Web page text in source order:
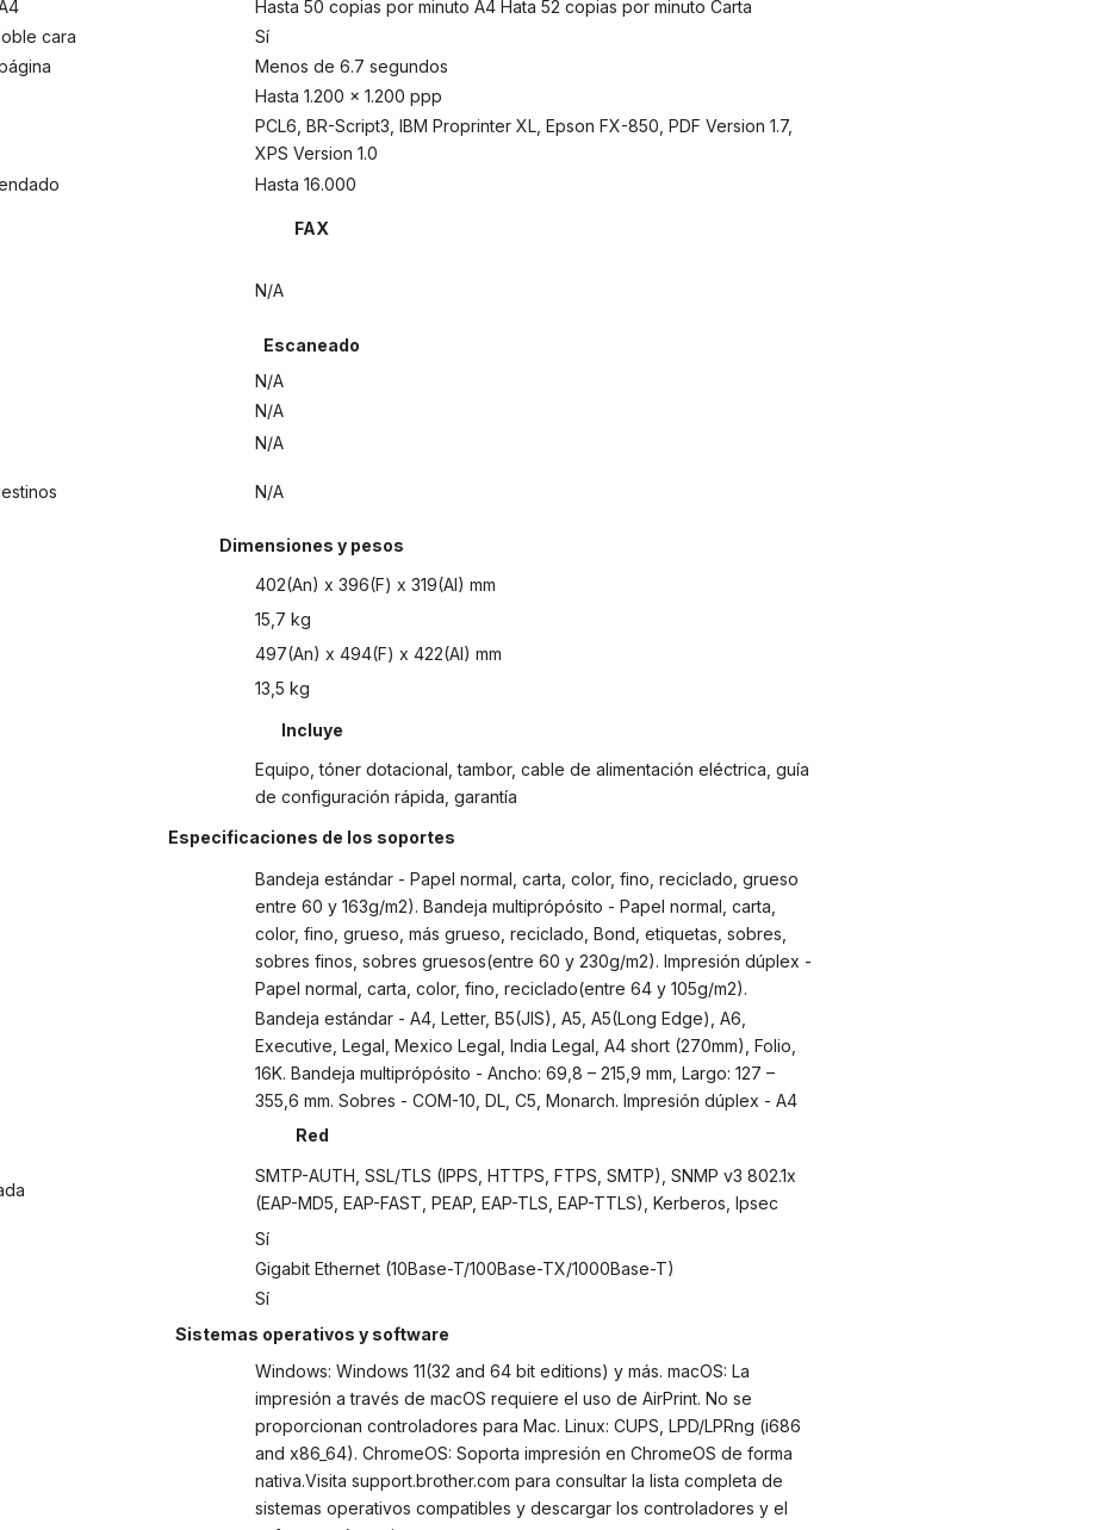
Hasta 50 copias por minuto A4 Hata 52 copias por minuto Carta
cara
Sí
Menos de 6.7 segundos
Hasta 1.200 x 1.200 ppp
PCL6, BR-Script3, IBM Proprinter XL, Epson FX-850, PDF Version 1.7,
XPS Version 1.0
Hasta 16.000
FAX
N/A
Escaneado
N/A
N/A
N/A
N/A
Dimensiones y pesos
402(An) x 396(F) x 319(Al) mm
15,7 kg
497(An) x 494(F) x 422(Al) mm
13,5 kg
Incluye
Equipo, tóner dotacional, tambor, cable de alimentación eléctrica, guía
de configuración rápida, garantía
Especificaciones de los soportes
Bandeja estándar - Papel normal, carta, color, fino, reciclado, grueso
entre 60 y 163g/m2). Bandeja multiprópósito - Papel normal, carta,
color, fino, grueso, más grueso, reciclado, Bond, etiquetas, sobres,
sobres finos, sobres gruesos(entre 60 y 230g/m2). Impresión dúplex -
Papel normal, carta, color, fino, reciclado(entre 64 y 105g/m2).
Bandeja estándar - A4, Letter, B5(JIS), A5, A5(Long Edge), A6,
Executive, Legal, Mexico Legal, India Legal, A4 short (270mm), Folio,
16K. Bandeja multiprópósito - Ancho: 69,8 – 215,9 mm, Largo: 127 –
355,6 mm. Sobres - COM-10, DL, C5, Monarch. Impresión dúplex - A4
Red
SMTP-AUTH, SSL/TLS (IPPS, HTTPS, FTPS, SMTP), SNMP v3 802.1x
(EAP-MD5, EAP-FAST, PEAP, EAP-TLS, EAP-TTLS), Kerberos, Ipsec
Sí
Gigabit Ethernet (10Base-T/100Base-TX/1000Base-T)
Sí
Sistemas operativos y software
Windows: Windows 11(32 and 64 bit editions) y más. macOS: La
impresión a través de macOS requiere el uso de AirPrint. No se
proporcionan controladores para Mac. Linux: CUPS, LPD/LPRng (i686
and x86_64). ChromeOS: Soporta impresión en ChromeOS de forma
nativa.Visita support.brother.com para consultar la lista completa de
sistemas operativos compatibles y descargar los controladores y el